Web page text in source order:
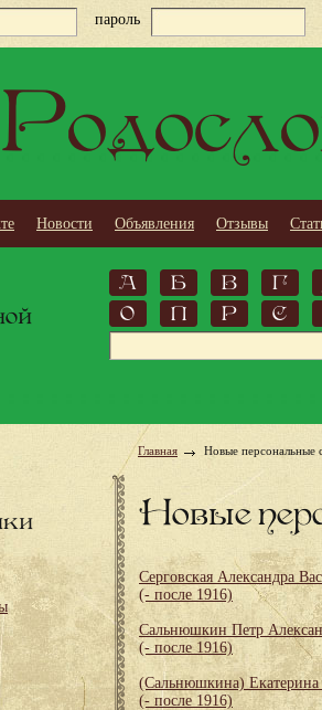
пароль
Новости Объявления Отзывы
А Б В
Г
О
П Р С
Главная Новые персональные
Новые
Серговская Александра
(- после 1916)
Сальнюшкин Петр
(- после 1916)
(Сальнюшкина) Екатерина
(- после 1916)